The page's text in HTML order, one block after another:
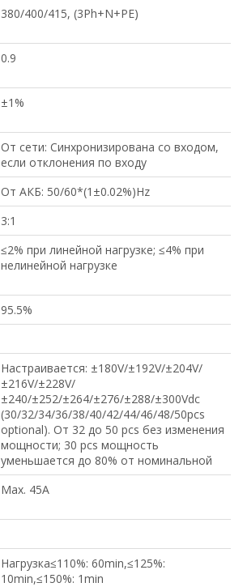
380/400/415, (3Ph+N+PE)
0.9
±1%
От сети: Синхронизирована со входом,
если отклонения по входу
От АКБ: 50/60*(1±0.02%)Hz
3:1
≤2% при линейной нагрузке; ≤4% при
нелинейной нагрузке
95.5%
Настраивается: ±180V/±192V/±204V/
±216V/±228V/
±240/±252/±264/±276/±288/±300Vdc
(30/32/34/36/38/40/42/44/46/48/50pcs
optional). От 32 до 50 pcs без изменения
мощности; 30 pcs мощность
уменьшается до 80% от номинальной
Max. 45A
Нагрузка≤110%: 60min,≤125%:
10min,≤150%: 1min